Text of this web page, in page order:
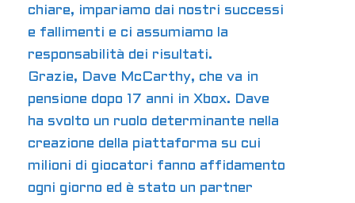
chiare, impariamo dai nostri successi
e fallimenti e ci assumiamo la
responsabilità dei risultati.
Grazie, Dave McCarthy, che va in
pensione dopo 17 anni in Xbox. Dave
ha svolto un ruolo determinante nella
creazione della piattaforma su cui
milioni di giocatori fanno affidamento
ogni giorno ed è stato un partner